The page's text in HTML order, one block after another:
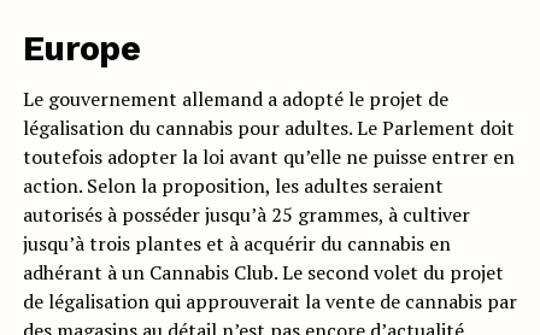
Europe
Le gouvernement allemand a adopté le projet de
légalisation du cannabis pour adultes. Le Parlement doit
toutefois adopter la loi avant qu’elle ne puisse entrer en
action. Selon la proposition, les adultes seraient
autorisés à posséder jusqu’à 25 grammes, à cultiver
jusqu’à trois plantes et à acquérir du cannabis en
adhérant à un Cannabis Club. Le second volet du projet
de légalisation qui approuverait la vente de cannabis par